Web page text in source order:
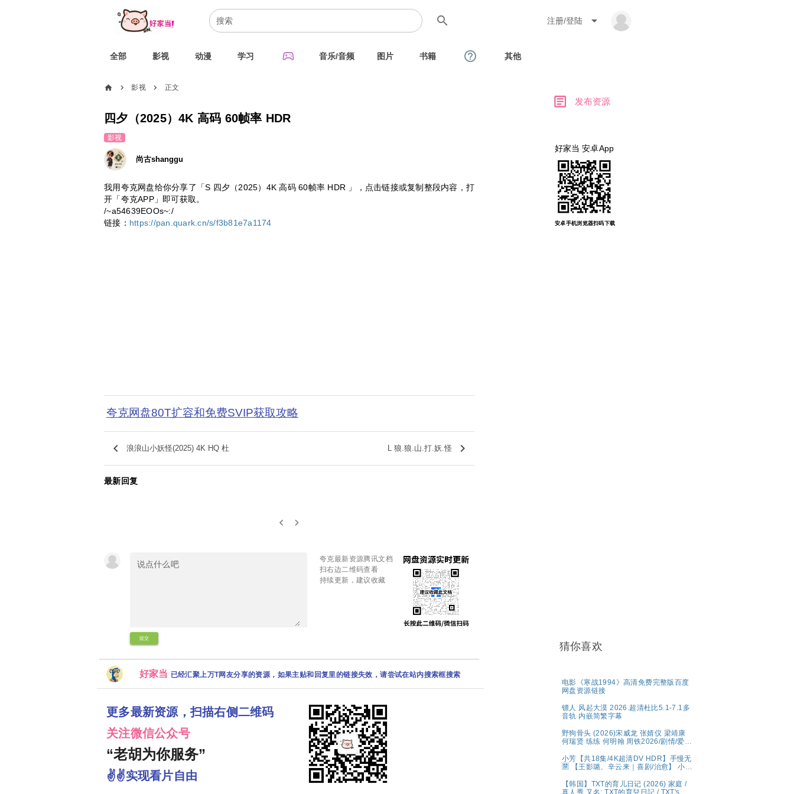
search 注册/登陆 arrow_drop_down
全部 影视 动漫 学习 sports_esports 音乐/音频 图片 书籍 help_outline 其他
home chevron_right 影视 chevron_right 正文
四夕（2025）4K 高码 60帧率 HDR
影视
尚古shanggu
我用夸克网盘给你分享了「S 四夕（2025）4K 高码 60帧率 HDR 」，点击链接或复制整段内容，打
开「夸克APP」即可获取。
/~a54639EOOs~:/
链接： https://pan.quark.cn/s/f3b81e7a1174
夸克网盘80T扩容和免费SVIP获取攻略
keyboard_arrow_left 浪浪山小妖怪(2025) 4K HQ 杜 L 狼.狼.山.打.妖.怪 keyboard_arrow_right
最新回复
keyboard_arrow_left keyboard_arrow_right
提交
夸克最新资源腾讯文档
扫右边二维码查看
持续更新，建议收藏
好家当 已经汇聚上万T网友分享的资源，如果主贴和回复里的链接失效，请尝试在站内搜索框搜索
更多最新资源，扫描右侧二维码
关注微信公众号
“老胡为你服务”
✌✌实现看片自由
article 发布资源
好家当 安卓App
安卓手机浏览器扫码下载
猜你喜欢
电影《寒战1994》高清免费完整版百度
网盘资源链接
镖人 风起大漠 2026.超清杜比5.1-7.1多
音轨 内嵌简繁字幕
野狗骨头 (2026)宋威龙 张婧仪 梁靖康
何瑞贤 练练 何明翰 周铁2026/剧情/爱
小芳【共18集/4K超清DV HDR】手慢无
🈲 【王影璐、辛云来｜喜剧/治愈】 小芳
🥳 带球相亲，啼笑皆非😂 生而自由，活
出潇洒💫 婚姻不是人生的必选项，幸福
【韩国】TXT的育儿日记 (2026) 家庭 /
真人秀 又名: TXT的育兒日記 / TXT's